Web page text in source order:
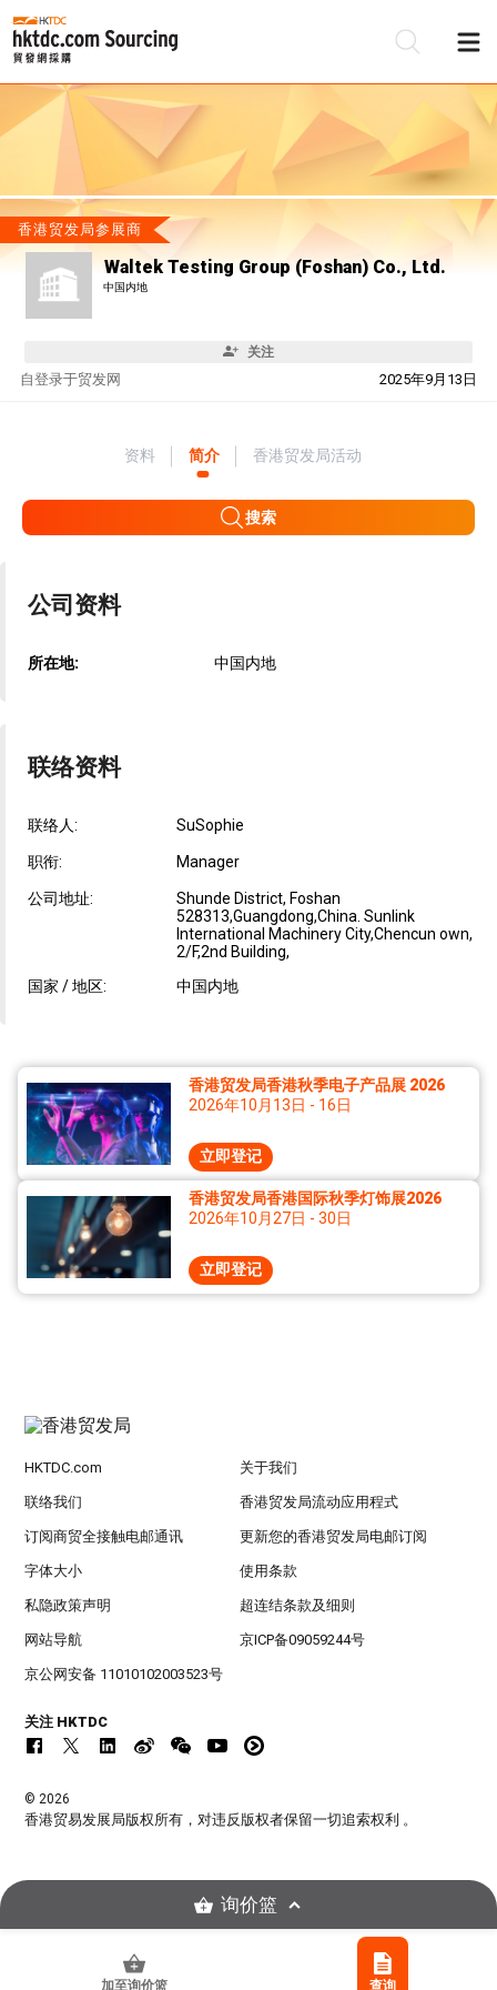
香港贸发局参展商
Waltek Testing Group (Foshan) Co., Ltd.
中国内地
关注
自 2025年9月13日
登录于贸发网
资料 简介 香港贸发局活动
搜索
公司资料
所在地: 中国内地
联络资料
联络人: SuSophie
职衔: Manager
公司地址:
Shunde District, Foshan
528313,Guangdong,China. Sunlink
International Machinery City,Chencun own,
2/F,2nd Building,
国家 / 地区:
中国内地
香港贸发局香港秋季电子产品展 2026
2026年10月13日 - 16日
立即登记
香港贸发局香港国际秋季灯饰展2026
2026年10月27日 - 30日
立即登记
加至询价篮 查询
HKTDC.com 关于我们
联络我们 香港贸发局流动应用程式
订阅商贸全接触电邮通讯 更新您的香港贸发局电邮订阅
字体大小 使用条款
私隐政策声明 超连结条款及细则
网站导航 京ICP备09059244号
京公网安备 11010102003523号
关注 HKTDC
© 2026
香港贸易发展局版权所有，对违反版权者保留一切追索权利 。
询价篮